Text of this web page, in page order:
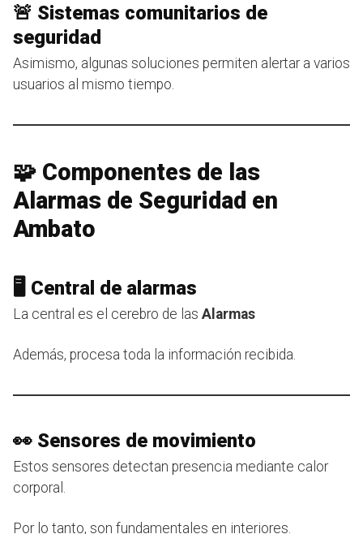
🚨 Sistemas comunitarios de
seguridad
Asimismo, algunas soluciones permiten alertar a varios
usuarios al mismo tiempo.
🧩 Componentes de las
Alarmas de Seguridad en
Ambato
🖥️ Central de alarmas
La central es el cerebro de las Alarmas
Además, procesa toda la información recibida.
👀 Sensores de movimiento
Estos sensores detectan presencia mediante calor
corporal.
Por lo tanto, son fundamentales en interiores.